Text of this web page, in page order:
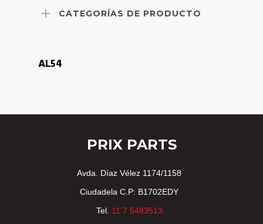
CATEGORÍAS DE PRODUCTO
LEER MÁS
AL54
PRIX PARTS
Avda. Díaz Vélez 1174/1158
Ciudadela C.P: B1702EDY
Tel. 11 7 5483513